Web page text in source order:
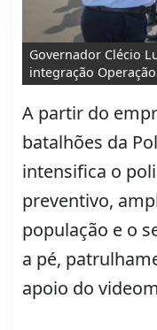
Governador Clécio
integração
A partir do
batalhões da
intensifica o
preventivo,
população e o
a pé,
apoio do